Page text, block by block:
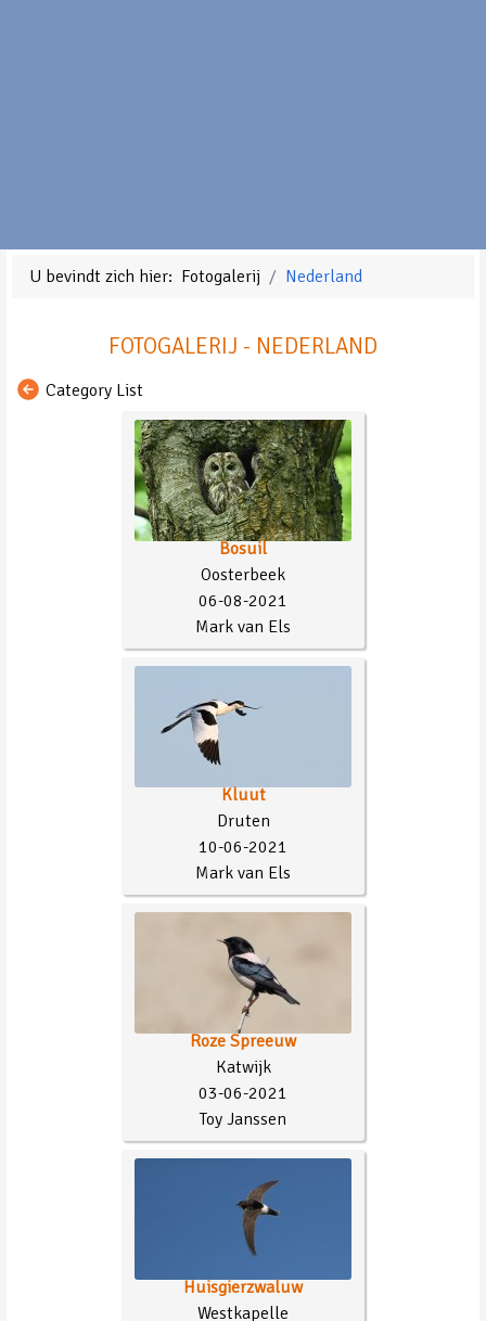
U bevindt zich hier: Fotogalerij Nederland
FOTOGALERIJ - NEDERLAND
Category List
Bosuil
Oosterbeek
06-08-2021
Mark van Els
Kluut
Druten
10-06-2021
Mark van Els
Roze Spreeuw
Katwijk
03-06-2021
Toy Janssen
Huisgierzwaluw
Westkapelle